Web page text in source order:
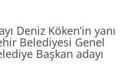
Deniz Köken’in yanı
Belediyesi Genel
Başkan adayı